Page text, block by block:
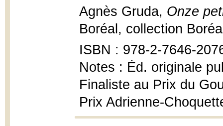
Agnès Gruda, Onze
Boréal, collection
ISBN : 978-2-7646-
Notes : Éd. originale
Finaliste au Prix du
Prix Adrienne-